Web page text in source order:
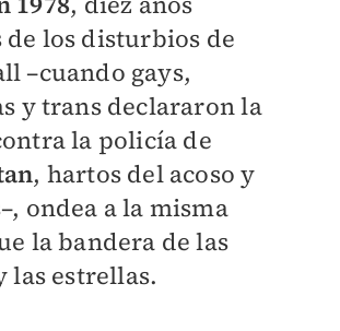
de los disturbios de
–cuando gays,
y trans declararon la
la policía de
, hartos del acoso y
ondea a la misma
la bandera de las
las estrellas.